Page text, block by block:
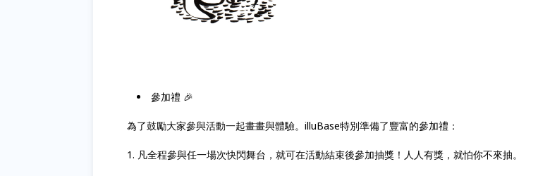
參加禮 🎉
為了鼓勵大家參與活動一起畫畫與體驗。illuBase特別準備了豐富的參加禮：
1. 凡全程參與任一場次快閃舞台，就可在活動結束後參加抽獎！人人有獎，就怕你不來抽。